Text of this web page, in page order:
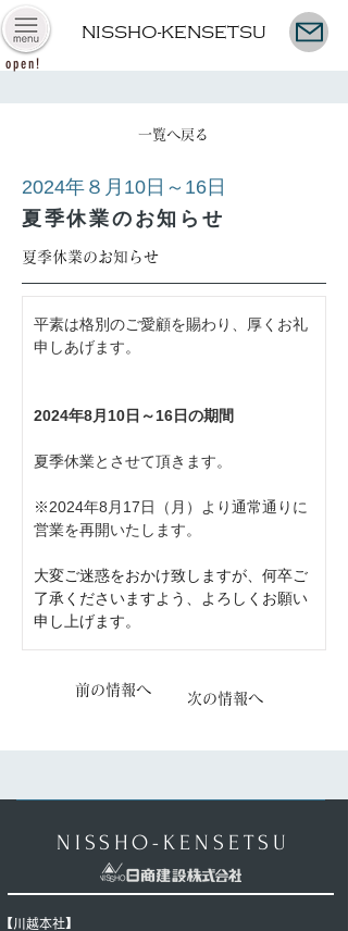
NISSHO-KENSETSU
open!
一覧へ戻る
2024年８月10日～16日
夏季休業のお知らせ
夏季休業のお知らせ
平素は格別のご愛顧を賜わり、厚くお礼
申しあげます。
2024年8月10日～16日の期間
夏季休業とさせて頂きます。
※2024年8月17日（月）より通常通りに
営業を再開いたします。
大変ご迷惑をおかけ致しますが、何卒ご
了承くださいますよう、よろしくお願い
申し上げます。
前の情報へ
次の情報へ
NISSHO-KENSETSU
【川越本社】